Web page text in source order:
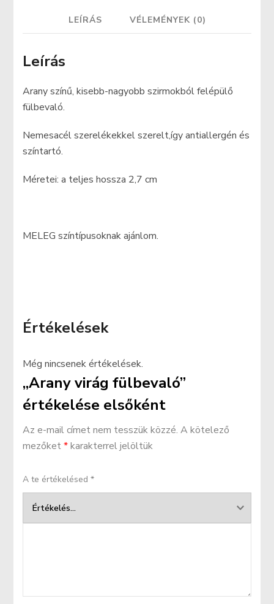
LEÍRÁS VÉLEMÉNYEK (0)
Leírás
Arany színű, kisebb-nagyobb szirmokból felépülő
fülbevaló.
Nemesacél szerelékekkel szerelt,így antiallergén és
színtartó.
Méretei: a teljes hossza 2,7 cm
MELEG színtípusoknak ajánlom.
Értékelések
Még nincsenek értékelések.
„Arany virág fülbevaló”
értékelése elsőként
Az e-mail címet nem tesszük közzé. A kötelező
mezőket*karakterrel jelöltük
A te értékelésed*